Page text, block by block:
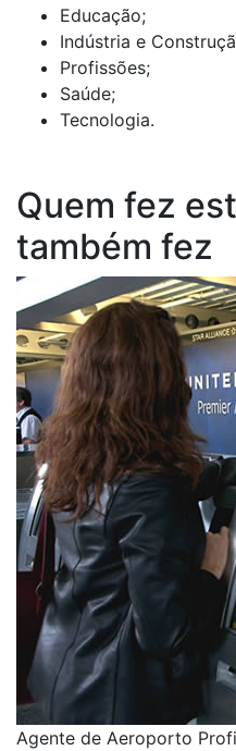
Educação;
Indústria e
Profissões;
Saúde;
Tecnologia.
Quem fez
também fez
Agente de Aeroporto